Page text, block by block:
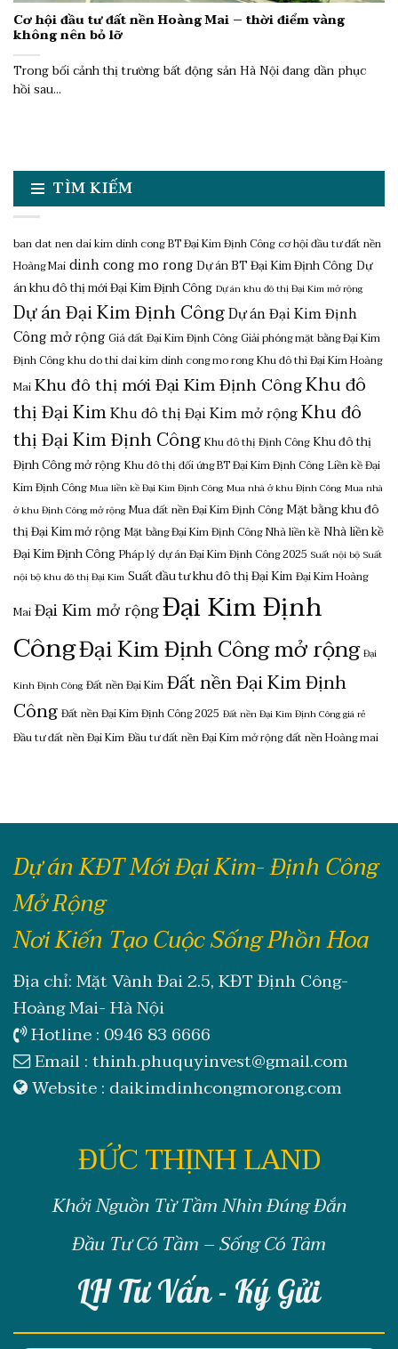
Cơ hội đầu tư đất nền Hoàng Mai – thời điểm vàng
không nên bỏ lỡ
Trong bối cảnh thị trường bất động sản Hà Nội đang dần phục
hồi sau...
TÌM KIẾM
ban dat nen dai kim dinh congBT Đại Kim Định Công cơ hội đầu tư đất nền
Hoàng Maidinh cong mo rongDự án BT Đại Kim Định CôngDự
án khu đô thị mới Đại Kim Định Công Dự án khu đô thị Đại Kim mở rộng
Dự án Đại Kim Định CôngDự án Đại Kim Định
Công mở rộngGiá đất Đại Kim Định CôngGiải phóng mặt bằng Đại Kim
Định Côngkhu do thi dai kim dinh cong mo rongKhu đô thì Đại Kim Hoàng
MaiKhu đô thị mới Đại Kim Định CôngKhu đô
thị Đại KimKhu đô thị Đại Kim mở rộngKhu đô
thị Đại Kim Định CôngKhu đô thị Định CôngKhu đô thị
Định Công mở rộngKhu đô thị đối ứng BT Đại Kim Định Công Liền kề Đại
Kim Định Công Mua liền kề Đại Kim Định Công Mua nhà ở khu Định Công Mua nhà
ở khu Định Công mở rộng Mua đất nền Đại Kim Định CôngMặt bằng khu đô
thị Đại Kim mở rộngMặt bằng Đại Kim Định CôngNhà liền kềNhà liền kề
Đại Kim Định CôngPháp lý dự án Đại Kim Định Công 2025 Suất nội bộ Suất
nội bộ khu đô thị Đại Kim Suất đầu tư khu đô thị Đại KimĐại Kim Hoàng
MaiĐại Kim mở rộngĐại Kim Định
CôngĐại Kim Định Công mở rộng Đại
Kinh Định Công Đất nền Đại KimĐất nền Đại Kim Định
CôngĐất nền Đại Kim Định Công 2025 Đất nền Đại Kim Định Công giá rẻ
Đầu tư đất nền Đại KimĐầu tư đất nền Đại Kim mở rộngđất nền Hoàng mai
Dự án KĐT Mới Đại Kim- Định Công
Mở Rộng
Nơi Kiến Tạo Cuộc Sống Phồn Hoa
Địa chỉ: Mặt Vành Đai 2.5, KĐT Định Công-
Hoàng Mai- Hà Nội
Hotline : 0946 83 6666
Email :thinh.phuquyinvest@gmail.com
Website : daikimdinhcongmorong.com
ĐỨC THỊNH LAND
Khởi Nguồn Từ Tầm Nhìn Đúng Đắn
Đầu Tư Có Tầm – Sống Có Tâm
LH Tư Vấn - Ký Gửi